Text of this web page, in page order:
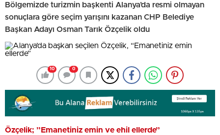
Bölgemizde turizmin başkenti Alanya’da resmi olmayan
sonuçlara göre seçim yarışını kazanan CHP Belediye
Başkan Adayı Osman Tarık Özçelik oldu
10 0
Özçelik; ”Emanetiniz emin ve ehil ellerde”